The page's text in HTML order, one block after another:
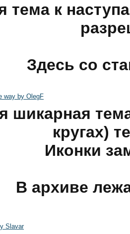
тема к
Здесь со
way by OlegF
шикарная
кругах)
Иконки
В архиве
Slavar